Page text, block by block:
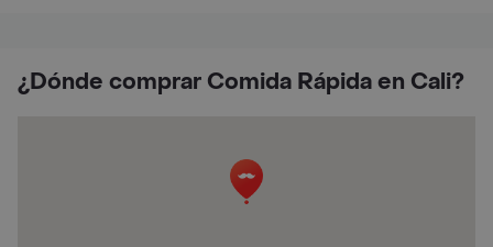
¿Dónde comprar Comida Rápida en Cali?